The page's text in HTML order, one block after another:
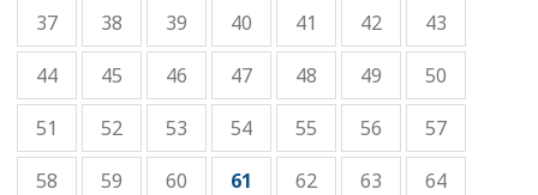
37
38 39 40 41 42
43
44
45 46 47 48 49
50
51
52 53 54 55 56
57
58
59 60 61 62 63
64